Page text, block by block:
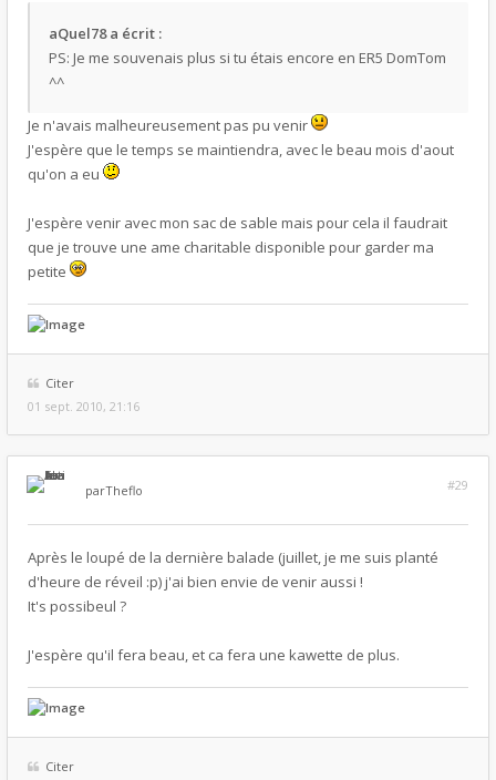
aQuel78 a écrit :
PS: Je me souvenais plus si tu étais encore en ER5 DomTom
^^
Je n'avais malheureusement pas pu venir
J'espère que le temps se maintiendra, avec le beau mois d'aout
qu'on a eu
J'espère venir avec mon sac de sable mais pour cela il faudrait
que je trouve une ame charitable disponible pour garder ma
petite
Citer
01 sept. 2010, 21:16
#29
parTheflo
Après le loupé de la dernière balade (juillet, je me suis planté
d'heure de réveil :p) j'ai bien envie de venir aussi !
It's possibeul ?
J'espère qu'il fera beau, et ca fera une kawette de plus.
Citer